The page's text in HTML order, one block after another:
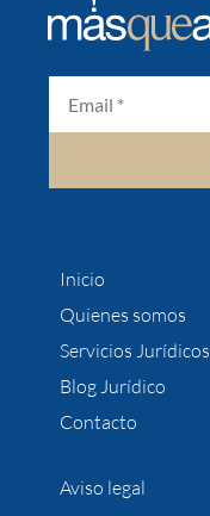
Inicio
Quienes somos
Servicios Jurídicos
Blog Jurídico
Contacto
Aviso legal